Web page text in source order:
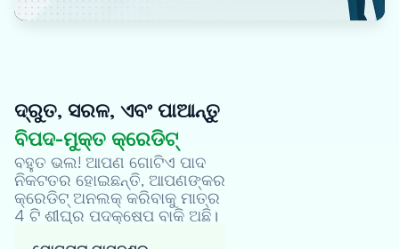
ଦ୍ରୁତ, ସରଳ, ଏବଂ ପାଆନ୍ତୁ
ବିପଦ-ମୁକ୍ତ କ୍ରେଡିଟ୍
ବହୁତ ଭଲ! ଆପଣ ଗୋଟିଏ ପାଦ
ନିକଟତର ହୋଇଛନ୍ତି, ଆପଣଙ୍କର
କ୍ରେଡିଟ୍ ଅନଲକ୍ କରିବାକୁ ମାତ୍ର
4 ଟି ଶୀଘ୍ର ପଦକ୍ଷେପ ବାକି ଅଛି।